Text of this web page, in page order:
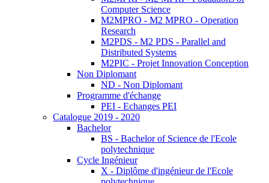
Computer Science
M2MPRO - M2 MPRO - Operation
Research
M2PDS - M2 PDS - Parallel and
Distributed Systems
M2PIC - Projet Innovation Conception
Non Diplomant
ND - Non Diplomant
Programme d'échange
PEI - Echanges PEI
Catalogue 2019 - 2020
Bachelor
BS - Bachelor of Science de l'Ecole
polytechnique
Cycle Ingénieur
X - Diplôme d'ingénieur de l'Ecole